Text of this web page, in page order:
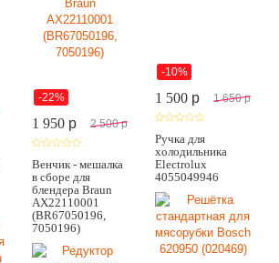
-22%
1 950 p 2 500 p
Венчик - мешалка
в сборе для
блендера Braun
AX22110001
(BR67050196,
7050196)
-10%
1 500 p 1 650 p
Ручка для
холодильника
Electrolux
4055049946